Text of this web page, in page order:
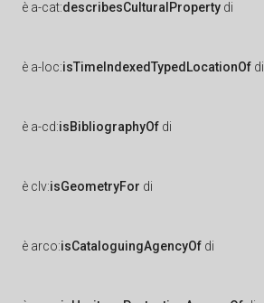
è a-cat:describesCulturalProperty di
è a-loc:isTimeIndexedTypedLocationOf di
è a-cd:isBibliographyOf di
è clv:isGeometryFor di
è arco:isCataloguingAgencyOf di